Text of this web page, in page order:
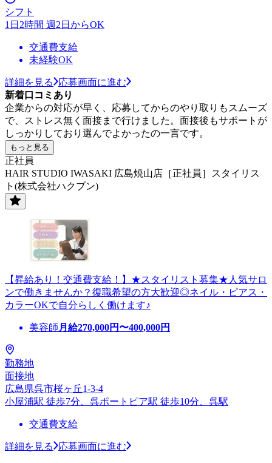
シフト
1日2時間 週2日からOK
交通費支給
未経験OK
詳細を見る
応募画面に進む
新着口コミあり
企業からの対応が早く、応募してからのやり取りもスムーズ
で、ストレス無く面接まで行けました。面接後もサポートが
しっかりしており選んでよかったの一言です。
もっと見る
正社員
HAIR STUDIO IWASAKI 広島焼山店［正社員］スタイリス
ト(株式会社ハクブン)
【昇給あり！交通費支給！】★スタイリスト募集★人気サロ
ンで働きませんか？復職希望の方大歓迎◎ネイル・ピアス・
カラーOKで自分らしく働けます♪
美容師 月給270,000円〜400,000円
勤務地
面接地
広島県呉市桜ヶ丘1-3-4
小屋浦駅 徒歩7分、呉ポートピア駅 徒歩10分、呉駅
交通費支給
詳細を見る 応募画面に進む